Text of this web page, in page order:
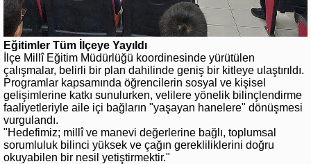
Eğitimler Tüm İlçeye Yayıldı
İlçe Millî Eğitim Müdürlüğü koordinesinde yürütülen
çalışmalar, belirli bir plan dahilinde geniş bir kitleye ulaştırıldı.
Programlar kapsamında öğrencilerin sosyal ve kişisel
gelişimlerine katkı sunulurken, velilere yönelik bilinçlendirme
faaliyetleriyle aile içi bağların "yaşayan hanelere" dönüşmesi
vurgulandı.
"Hedefimiz; millî ve manevi değerlerine bağlı, toplumsal
sorumluluk bilinci yüksek ve çağın gerekliliklerini doğru
okuyabilen bir nesil yetiştirmektir."